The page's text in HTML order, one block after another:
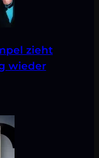
zieht
wieder